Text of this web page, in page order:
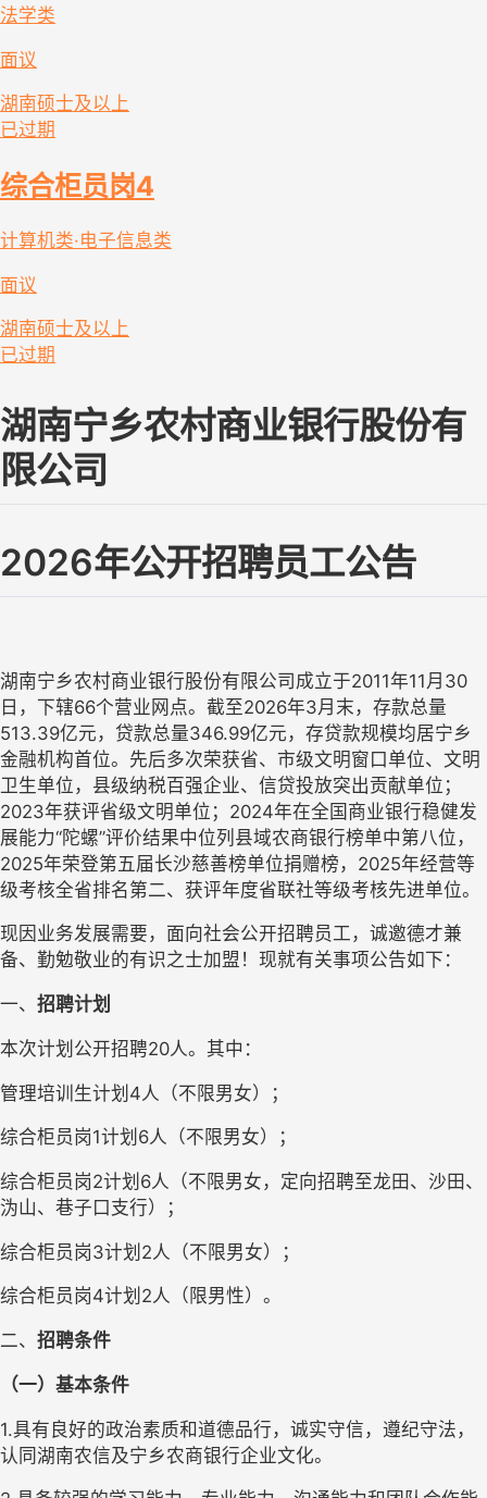
法学类
面议
湖南硕士及以上
已过期
综合柜员岗4
计算机类·电子信息类
面议
湖南硕士及以上
已过期
湖南宁乡农村商业银行股份有
限公司
2026年公开招聘员工公告
湖南宁乡农村商业银行股份有限公司成立于2011年11月30
日，下辖66个营业网点。截至2026年3月末，存款总量
513.39亿元，贷款总量346.99亿元，存贷款规模均居宁乡
金融机构首位。先后多次荣获省、市级文明窗口单位、文明
卫生单位，县级纳税百强企业、信贷投放突出贡献单位；
2023年获评省级文明单位；2024年在全国商业银行稳健发
展能力“陀螺”评价结果中位列县域农商银行榜单中第八位，
2025年荣登第五届长沙慈善榜单位捐赠榜，2025年经营等
级考核全省排名第二、获评年度省联社等级考核先进单位。
现因业务发展需要，面向社会公开招聘员工，诚邀德才兼
备、勤勉敬业的有识之士加盟！现就有关事项公告如下：
一、 招聘计划
本次计划公开招聘20人。其中：
管理培训生计划 4人（不限男女）；
综合柜员岗1计划6人（不限男女）；
综合柜员岗2计划6人（不限男女，定向招聘至龙田、沙田、
沩山、巷子口支行）；
综合柜员岗3计划2人（不限男女）；
综合柜员岗4计划2人（限男性）。
二、 招聘条件
（一）基本条件
1.具有良好的政治素质和道德品行 ，诚实守信，遵纪守法，
认同湖南农信及宁乡农商银行企业文化。